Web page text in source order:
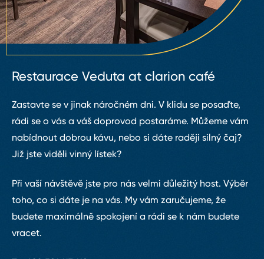
Restaurace Veduta at clarion café
Zastavte se v jinak náročném dni. V klidu se posaďte,
rádi se o vás a váš doprovod postaráme. Můžeme vám
nabídnout dobrou kávu, nebo si dáte raději silný čaj?
Již jste viděli vinný lístek?
Při vaší návštěvě jste pro nás velmi důležitý host. Výběr
toho, co si dáte je na vás. My vám zaručujeme, že
budete maximálně spokojení a rádi se k nám budete
vracet.